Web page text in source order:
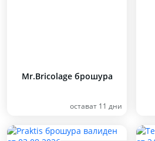
Mr.Bricolage брошура
остават 11 дни